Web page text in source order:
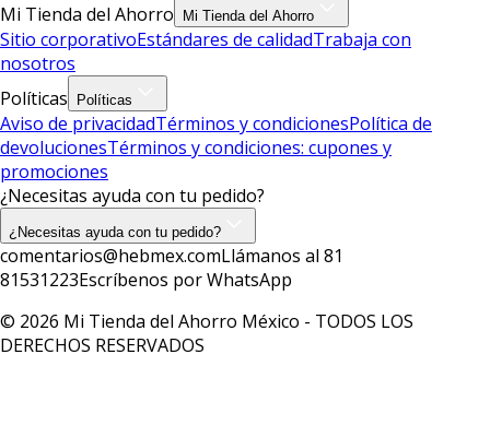
Mi Tienda del Ahorro
Mi Tienda del Ahorro
Sitio corporativoEstándares de calidadTrabaja con
nosotros
Políticas
Políticas
Aviso de privacidadTérminos y condicionesPolítica de
devolucionesTérminos y condiciones: cupones y
promociones
¿Necesitas ayuda con tu pedido?
¿Necesitas ayuda con tu pedido?
comentarios@hebmex.comLlámanos al 81
81531223Escríbenos por WhatsApp
© 2026 Mi Tienda del Ahorro México - TODOS LOS
DERECHOS RESERVADOS